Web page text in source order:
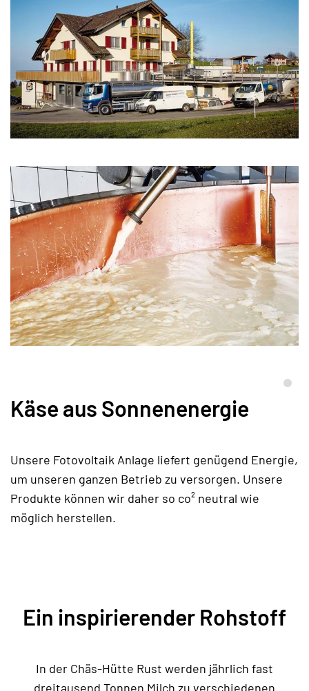
Käse aus Sonnenenergie
Unsere Fotovoltaik Anlage liefert genügend Energie,
um unseren ganzen Betrieb zu versorgen. Unsere
Produkte können wir daher so co² neutral wie
möglich herstellen.
Ein inspirierender Rohstoff
In der Chäs-Hütte Rust werden jährlich fast
dreitausend Tonnen Milch zu verschiedenen